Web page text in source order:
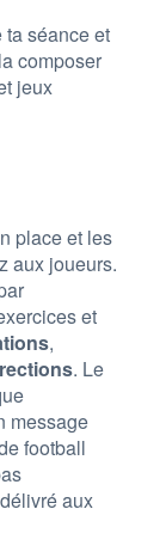
séance et
composer
jeux
place et les
aux joueurs.
et
,
. Le
message
football
aux